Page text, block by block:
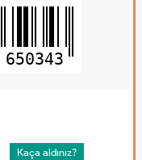
650343
Kaça aldınız?